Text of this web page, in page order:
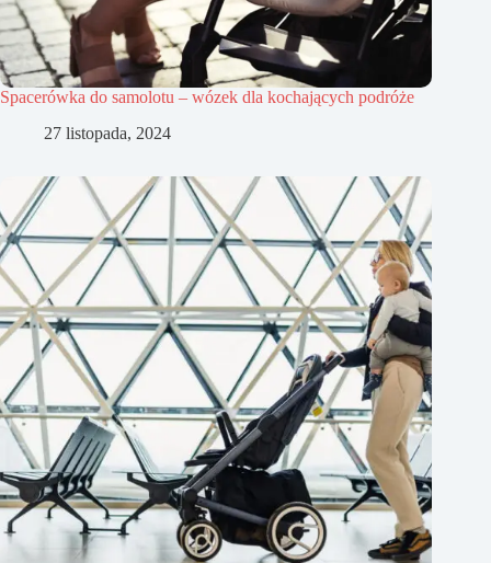
Spacerówka do samolotu – wózek dla kochających podróże
27 listopada, 2024